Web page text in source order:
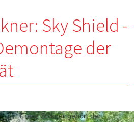
Sky Shield -
der
Franz Sölkner gehört der